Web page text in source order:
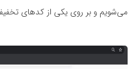
می‌شویم و بر روی یکی از کدهای